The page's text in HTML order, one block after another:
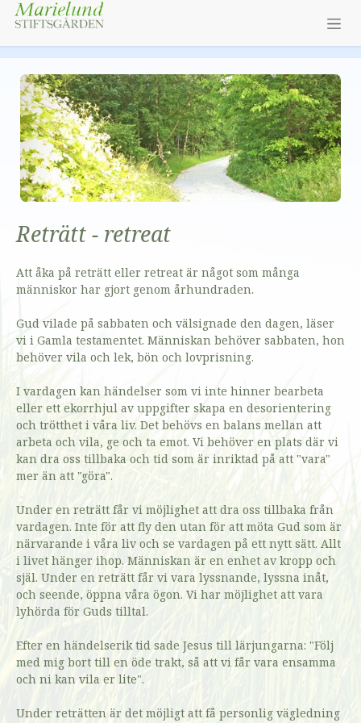
Hoppa till innehåll
Reträtt - retreat
Att åka på reträtt eller retreat är något som många
människor har gjort genom århundraden.
Gud vilade på sabbaten och välsignade den dagen, läser
vi i Gamla testamentet. Människan behöver sabbaten, hon
behöver vila och lek, bön och lovprisning.
I vardagen kan händelser som vi inte hinner bearbeta
eller ett ekorrhjul av uppgifter skapa en desorientering
och trötthet i våra liv. Det behövs en balans mellan att
arbeta och vila, ge och ta emot. Vi behöver en plats där vi
kan dra oss tillbaka och tid som är inriktad på att "vara"
mer än att "göra".
Under en reträtt får vi möjlighet att dra oss tillbaka från
vardagen. Inte för att fly den utan för att möta Gud som är
närvarande i våra liv och se vardagen på ett nytt sätt. Allt
i livet hänger ihop. Människan är en enhet av kropp och
själ. Under en reträtt får vi vara lyssnande, lyssna inåt,
och seende, öppna våra ögon. Vi har möjlighet att vara
lyhörda för Guds tilltal.
Efter en händelserik tid sade Jesus till lärjungarna: "Följ
med mig bort till en öde trakt, så att vi får vara ensamma
och ni kan vila er lite".
Under reträtten är det möjligt att få personlig vägledning